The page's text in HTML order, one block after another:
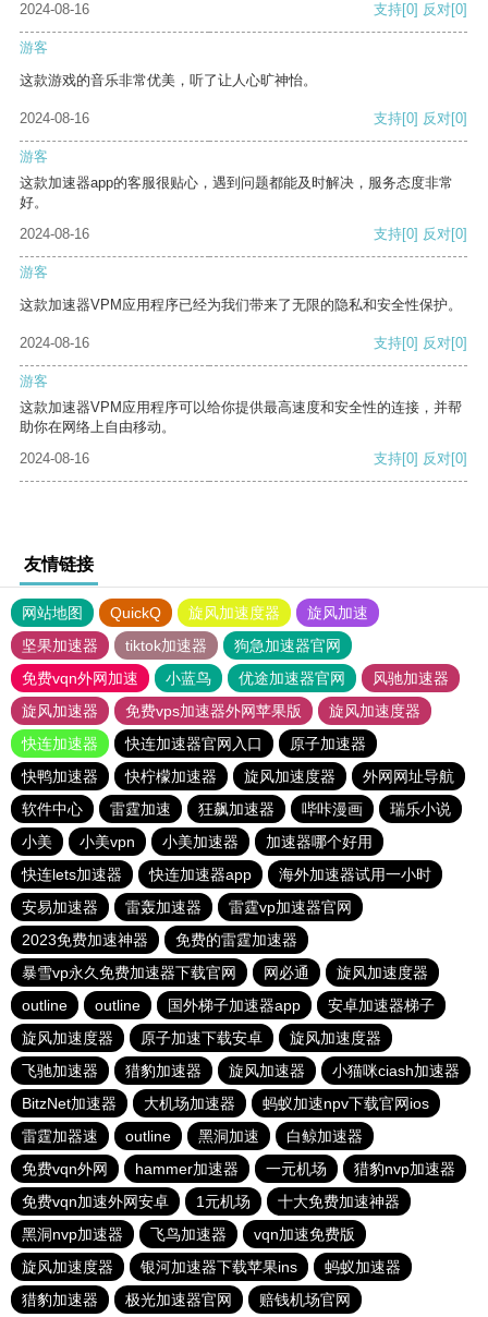
2024-08-16 支持[0] 反对[0]
游客
这款游戏的音乐非常优美，听了让人心旷神怡。
2024-08-16 支持[0] 反对[0]
游客
这款加速器app的客服很贴心，遇到问题都能及时解决，服务态度非常
好。
2024-08-16
支持[0] 反对[0]
游客
这款加速器VPM应用程序已经为我们带来了无限的隐私和安全性保护。
2024-08-16 支持[0] 反对[0]
游客
这款加速器VPM应用程序可以给你提供最高速度和安全性的连接，并帮
助你在网络上自由移动。
2024-08-16
支持[0] 反对[0]
友情链接
网站地图 QuickQ 旋风加速度器
旋风加速
坚果加速器
tiktok加速器
狗急加速器官网
免费vqn外网加速
小蓝鸟 优途加速器官网
风驰加速器
旋风加速器
免费vps加速器外网苹果版
旋风加速度器
快连加速器
快连加速器官网入口
原子加速器
快鸭加速器
快柠檬加速器 旋风加速度器
外网网址导航
软件中心
雷霆加速 狂飙加速器 哔咔漫画
瑞乐小说
小美
小美vpn 小美加速器
加速器哪个好用
快连lets加速器
快连加速器app
海外加速器试用一小时
安易加速器
雷轰加速器
雷霆vp加速器官网
2023免费加速神器
免费的雷霆加速器
暴雪vp永久免费加速器下载官网
网必通
旋风加速度器
outline
outline 国外梯子加速器app
安卓加速器梯子
旋风加速度器
原子加速下载安卓
旋风加速度器
飞驰加速器
猎豹加速器 旋风加速器
小猫咪ciash加速器
BitzNet加速器
大机场加速器
蚂蚁加速npv下载官网ios
雷霆加器速
outline 黑洞加速
白鲸加速器
免费vqn外网
hammer加速器 一元机场
猎豹nvp加速器
免费vqn加速外网安卓
1元机场
十大免费加速神器
黑洞nvp加速器
飞鸟加速器
vqn加速免费版
旋风加速度器
银河加速器下载苹果ins
蚂蚁加速器
猎豹加速器
极光加速器官网 赔钱机场官网